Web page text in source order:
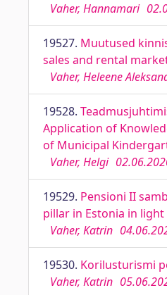
Vaher, Hannamari
19527. Muutused
sales and rental
Vaher, Heleene
19528.
Application of
of Municipal
Vaher, Helgi
19529. Pensioni II
pillar in Estonia in
Vaher, Katrin
19530. Korilusturismi
Vaher, Katrin